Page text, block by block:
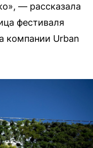
— рассказала
фестиваля
компании Urban